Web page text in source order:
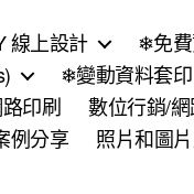
線上設計
❄免
❄變動資料套
印刷
數位行銷/
例分享 照片和圖